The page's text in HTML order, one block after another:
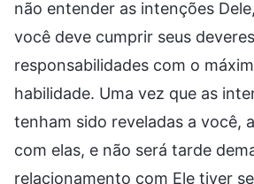
não entender as intenções
você deve cumprir seus
responsabilidades com o
habilidade. Uma vez que as
tenham sido reveladas a você,
com elas, e não será tarde
relacionamento com Ele tiver